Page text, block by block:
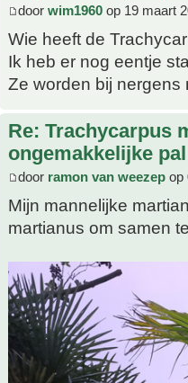
door wim1960 op 19 maart
Wie heeft de
Ik heb er nog eentje
Ze worden bij nergens
Re: Trachycarpus
ongemakkelijke pal
door ramon van weezep op
Mijn mannelijke
martianus om samen